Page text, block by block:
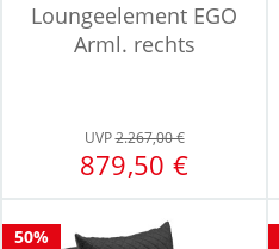
Loungeelement EGO
Arml. rechts
UVP2.267,00 €
879,50 €
50%